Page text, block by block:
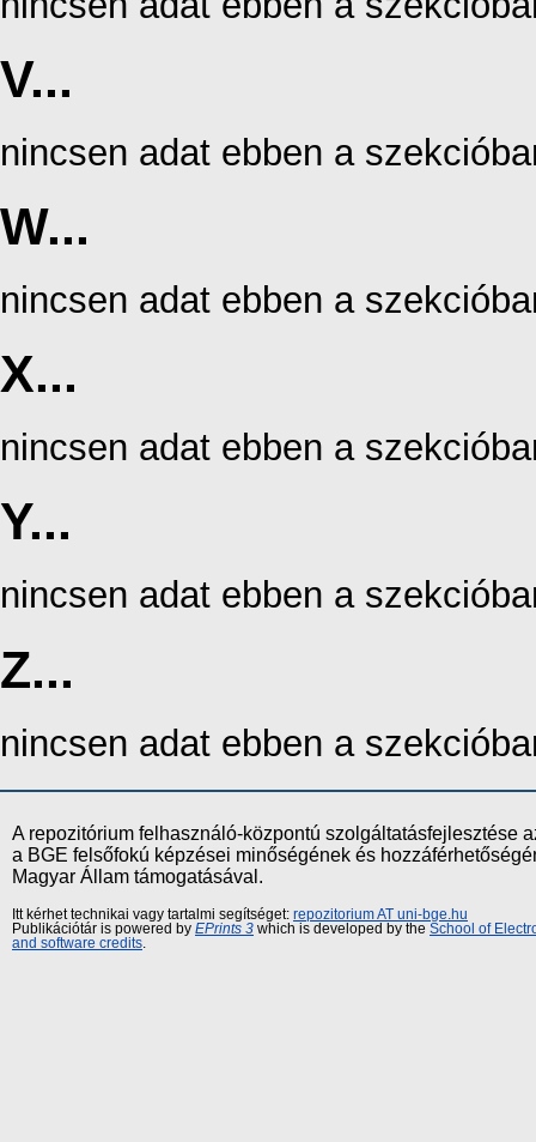
V...
nincsen adat ebben a
W...
nincsen adat ebben a
X...
nincsen adat ebben a
Y...
nincsen adat ebben a
Z...
nincsen adat ebben a
A repozitórium felhasználó-központú szolgáltatásfejlesztése
a BGE felsőfokú képzései minőségének és
Magyar Állam támogatásával.
Itt kérhet technikai vagy tartalmi segítséget: repozitorium AT uni-bge.hu
Publikációtár is powered by EPrints 3 which is developed by the School of
and software credits